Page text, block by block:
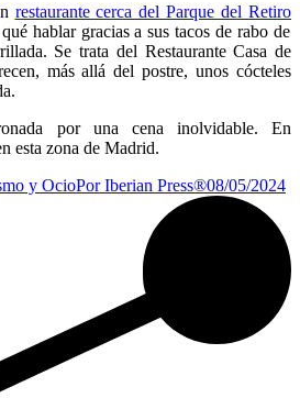
restaurante cerca del Parque del Retiro
hablar gracias a sus tacos de rabo de
Se trata del Restaurante Casa de
más allá del postre, unos cócteles
por una cena inolvidable. En
esta zona de Madrid.
y OcioPorIberian Press®08/05/2024